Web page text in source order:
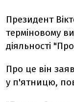
Президент
терміновому
діяльності
Про це він
у п'ятницю,